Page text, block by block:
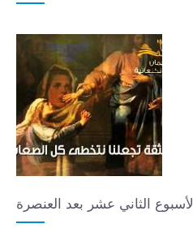
الأسبوع الثاني عشر بعد العنصرة